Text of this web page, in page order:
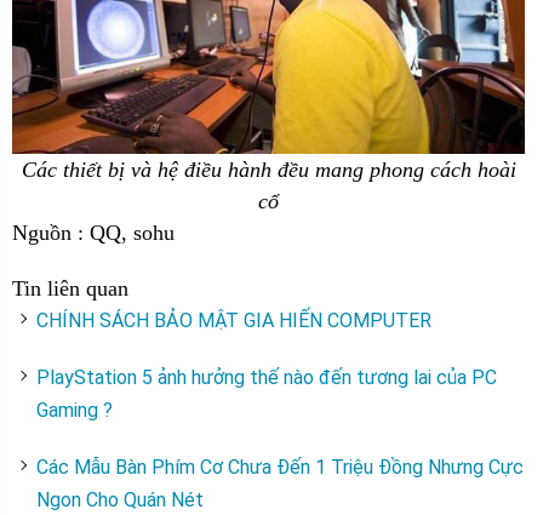
Các thiết bị và hệ điều hành đều mang phong cách hoài
cổ
Nguồn : QQ, sohu
Tin liên quan
CHÍNH SÁCH BẢO MẬT GIA HIẾN COMPUTER
PlayStation 5 ảnh hưởng thế nào đến tương lai của PC
Gaming ?
Các Mẫu Bàn Phím Cơ Chưa Đến 1 Triệu Đồng Nhưng Cực
Ngon Cho Quán Nét